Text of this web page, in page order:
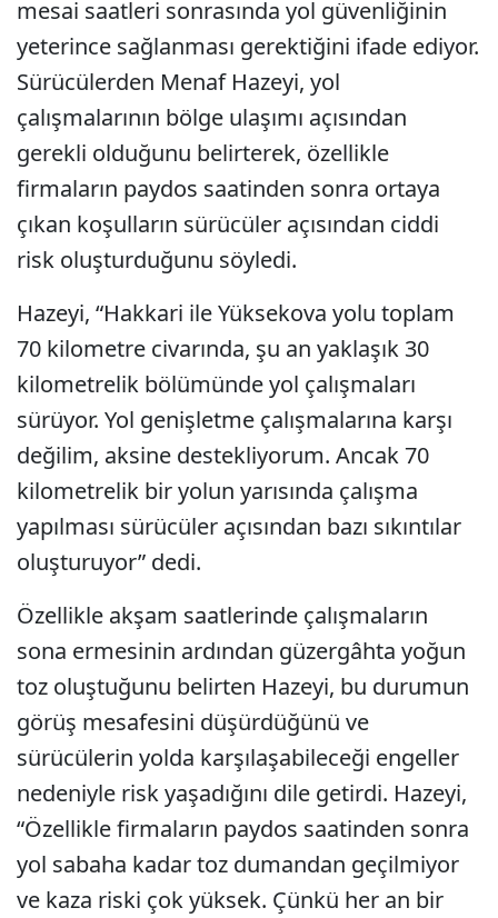
mesai saatleri sonrasında yol güvenliğinin
yeterince sağlanması gerektiğini ifade ediyor.
Sürücülerden Menaf Hazeyi, yol
çalışmalarının bölge ulaşımı açısından
gerekli olduğunu belirterek, özellikle
firmaların paydos saatinden sonra ortaya
çıkan koşulların sürücüler açısından ciddi
risk oluşturduğunu söyledi.
Hazeyi, “Hakkari ile Yüksekova yolu toplam
70 kilometre civarında, şu an yaklaşık 30
kilometrelik bölümünde yol çalışmaları
sürüyor. Yol genişletme çalışmalarına karşı
değilim, aksine destekliyorum. Ancak 70
kilometrelik bir yolun yarısında çalışma
yapılması sürücüler açısından bazı sıkıntılar
oluşturuyor” dedi.
Özellikle akşam saatlerinde çalışmaların
sona ermesinin ardından güzergâhta yoğun
toz oluştuğunu belirten Hazeyi, bu durumun
görüş mesafesini düşürdüğünü ve
sürücülerin yolda karşılaşabileceği engeller
nedeniyle risk yaşadığını dile getirdi. Hazeyi,
“Özellikle firmaların paydos saatinden sonra
yol sabaha kadar toz dumandan geçilmiyor
ve kaza riski çok yüksek. Çünkü her an bir